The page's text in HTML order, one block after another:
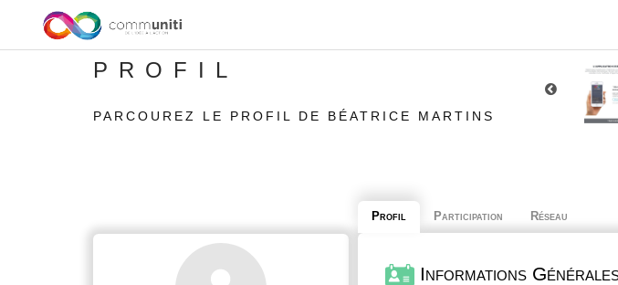
PROFIL
PARCOUREZ LE PROFIL DE BÉATRICE MARTINS
Profil Participation Réseau
Informations